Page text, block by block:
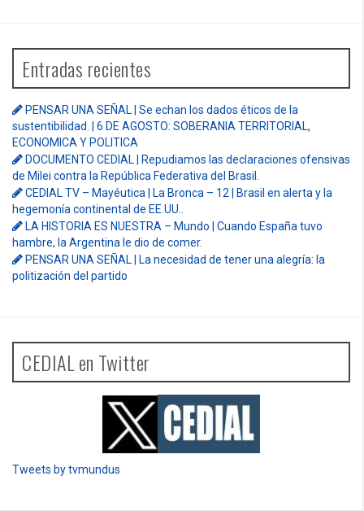
Entradas recientes
PENSAR UNA SEÑAL | Se echan los dados éticos de la
sustentibilidad. | 6 DE AGOSTO: SOBERANIA TERRITORIAL,
ECONOMICA Y POLITICA
DOCUMENTO CEDIAL | Repudiamos las declaraciones ofensivas
de Milei contra la República Federativa del Brasil.
CEDIAL TV – Mayéutica | La Bronca – 12 | Brasil en alerta y la
hegemonía continental de EE.UU..
LA HISTORIA ES NUESTRA – Mundo | Cuando España tuvo
hambre, la Argentina le dio de comer.
PENSAR UNA SEÑAL | La necesidad de tener una alegría: la
politización del partido
CEDIAL en Twitter
Tweets by tvmundus